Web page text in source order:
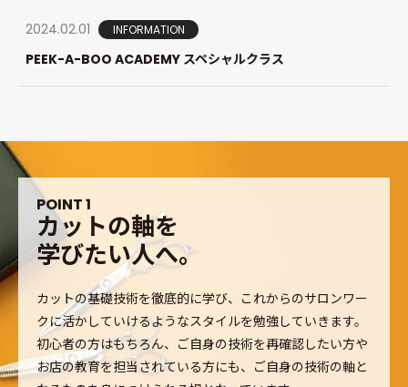
2024.02.01 INFORMATION
PEEK-A-BOO ACADEMY スペシャルクラス
POINT1
カッ トの軸を
学びたい人へ。
カットの基礎技術を徹底的に学び、これからのサロンワー
クに活かしていけるようなスタイルを勉強していきます。
初心者の方はもちろん、ご自身の技術を再確認したい方や
お店の教育を担当されている方にも、ご自身の技術の軸と